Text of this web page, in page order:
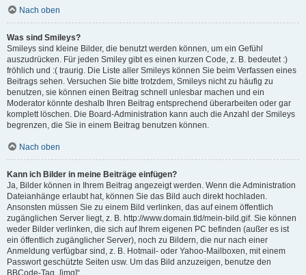
Nach oben
Was sind Smileys?
Smileys sind kleine Bilder, die benutzt werden können, um ein Gefühl
auszudrücken. Für jeden Smiley gibt es einen kurzen Code, z. B. bedeutet :)
fröhlich und :( traurig. Die Liste aller Smileys können Sie beim Verfassen eines
Beitrags sehen. Versuchen Sie bitte trotzdem, Smileys nicht zu häufig zu
benutzen, sie können einen Beitrag schnell unlesbar machen und ein
Moderator könnte deshalb Ihren Beitrag entsprechend überarbeiten oder gar
komplett löschen. Die Board-Administration kann auch die Anzahl der Smileys
begrenzen, die Sie in einem Beitrag benutzen können.
Nach oben
Kann ich Bilder in meine Beiträge einfügen?
Ja, Bilder können in Ihrem Beitrag angezeigt werden. Wenn die Administration
Dateianhänge erlaubt hat, können Sie das Bild auch direkt hochladen.
Ansonsten müssen Sie zu einem Bild verlinken, das auf einem öffentlich
zugänglichen Server liegt, z. B. http://www.domain.tld/mein-bild.gif. Sie können
weder Bilder verlinken, die sich auf Ihrem eigenen PC befinden (außer es ist
ein öffentlich zugänglicher Server), noch zu Bildern, die nur nach einer
Anmeldung verfügbar sind, z. B. Hotmail- oder Yahoo-Mailboxen, mit einem
Passwort geschützte Seiten usw. Um das Bild anzuzeigen, benutze den
BBCode-Tag „[img]“.